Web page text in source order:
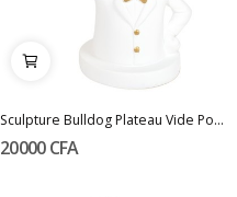
Sculpture Bulldog Plateau Vide Poche
20 000 CFA